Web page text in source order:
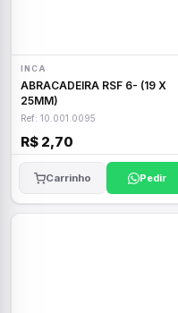
INCA
ABRACADEIRA RSF 6- (19 X
25MM)
Ref: 10.001.0095
R$ 2,70
Carrinho Pedir